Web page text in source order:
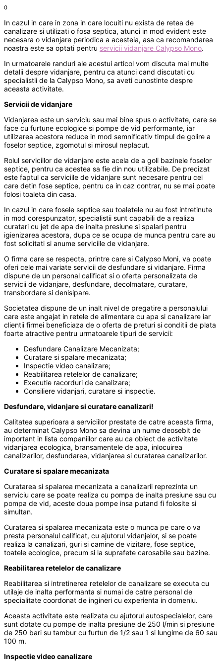
0
In cazul in care in zona in care locuiti nu exista de retea de
canalizare si utilizati o fosa septica, atunci in mod evident este
necesara o vidanjare periodica a acesteia, asa ca recomandarea
noastra este sa optati pentru servicii vidanjare Calypso Mono.
In urmatoarele randuri ale acestui articol vom discuta mai multe
detalii despre vidanjare, pentru ca atunci cand discutati cu
specialistii de la Calypso Mono, sa aveti cunostinte despre
aceasta activitate.
Servicii de vidanjare
Vidanjarea este un serviciu sau mai bine spus o activitate, care se
face cu furtune ecologice si pompe de vid performante, iar
utilizarea acestora reduce in mod semnificativ timpul de golire a
foselor septice, zgomotul si mirosul neplacut.
Rolul serviciilor de vidanjare este acela de a goli bazinele foselor
septice, pentru ca acestea sa fie din nou utilizabile. De precizat
este faptul ca serviciile de vidanjare sunt necesare pentru cei
care detin fose septice, pentru ca in caz contrar, nu se mai poate
folosi toaleta din casa.
In cazul in care fosele septice sau toaletele nu au fost intretinute
in mod corespunzator, specialistii sunt capabili de a realiza
curatari cu jet de apa de inalta presiune si spalari pentru
igienizarea acestora, dupa ce se ocupa de munca pentru care au
fost solicitati si anume serviciile de vidanjare.
O firma care se respecta, printre care si Calypso Moni, va poate
oferi cele mai variate servicii de desfundare si vidanjare. Firma
dispune de un personal calificat si o oferta personalizata de
servicii de vidanjare, desfundare, decolmatare, curatare,
transbordare si denisipare.
Societatea dispune de un inalt nivel de pregatire a personalului
care este angajat in retele de alimentare cu apa si canalizare iar
clientii firmei beneficiaza de o oferta de preturi si conditii de plata
foarte atractive pentru urmatoarele tipuri de servicii:
Desfundare Canalizare Mecanizata;
Curatare si spalare mecanizata;
Inspectie video canalizare;
Reabilitarea retelelor de canalizare;
Executie racorduri de canalizare;
Consiliere vidanjari, curatare si inspectie.
Desfundare, vidanjare si curatare canalizari!
Calitatea superioara a serviciilor prestate de catre aceasta firma,
au determinat Calypso Mono sa devina un nume deosebit de
important in lista companiilor care au ca obiect de activitate
vidanjarea ecologica, bransamentele de apa, inlocuirea
canalizarilor, desfundarea, vidanjarea si curatarea canalizarilor.
Curatare si spalare mecanizata
Curatarea si spalarea mecanizata a canalizarii reprezinta un
serviciu care se poate realiza cu pompa de inalta presiune sau cu
pompa de vid, aceste doua pompe insa putand fi folosite si
simultan.
Curatarea si spalarea mecanizata este o munca pe care o va
presta personalul calificat, cu ajutorul vidanjelor, si se poate
realiza la canalizari, guri si camine de vizitare, fose septice,
toatele ecologice, precum si la suprafete carosabile sau bazine.
Reabilitarea retelelor de canalizare
Reabilitarea si intretinerea retelelor de canalizare se executa cu
utilaje de inalta performanta si numai de catre personal de
specialitate coordonat de ingineri cu experienta in domeniu.
Aceasta activitate este realizata cu ajutorul autospecialelor, care
sunt dotate cu pompe de inalta presiune de 250 l/min si presiune
de 250 bari su tambur cu furtun de 1/2 sau 1 si lungime de 60 sau
100 m.
Inspectie video canalizare